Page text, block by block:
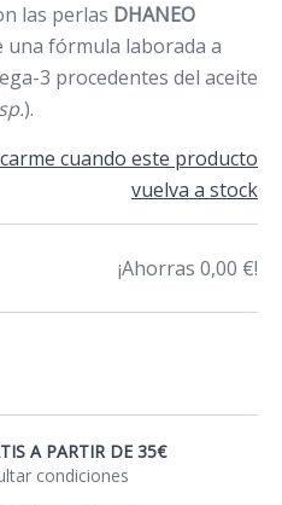
las perlas DHANEO
una fórmula laborada a
3 procedentes del aceite
).
cuando este producto
vuelva a stock
¡Ahorras 0,00 €!
A PARTIR DE 35€
condiciones